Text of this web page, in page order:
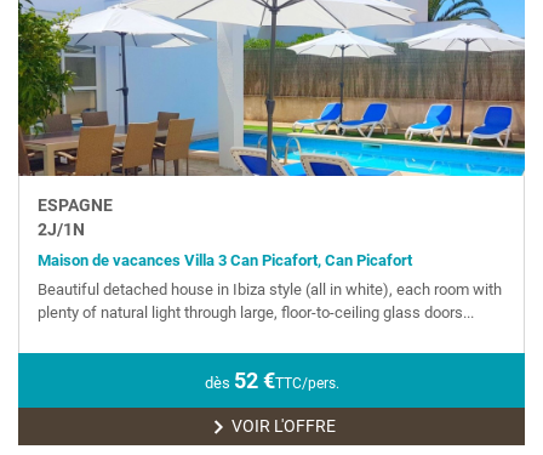
ESPAGNE
2J/1N
Maison de vacances Villa 3 Can Picafort, Can Picafort
Beautiful detached house in Ibiza style (all in white), each room with
plenty of natural light through large, floor-to-ceiling glass doors...
dès 52€TTC/pers.
VOIR L'OFFRE